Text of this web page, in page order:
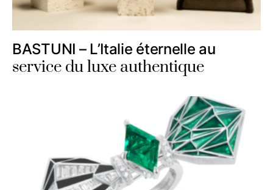
BASTUNI – L’Italie éternelle au
service du luxe authentique